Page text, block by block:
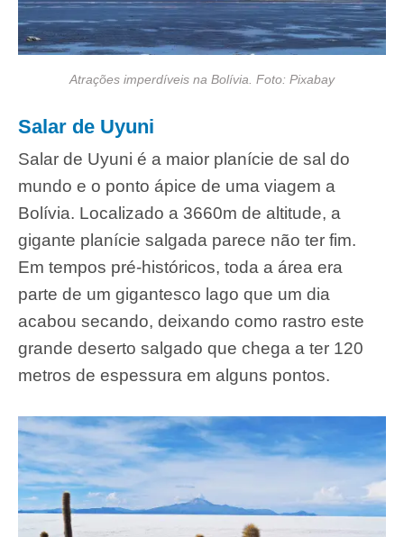
Atrações imperdíveis na Bolívia. Foto: Pixabay
Salar de Uyuni
Salar de Uyuni é a maior planície de sal do
mundo e o ponto ápice de uma viagem a
Bolívia. Localizado a 3660m de altitude, a
gigante planície salgada parece não ter fim.
Em tempos pré-históricos, toda a área era
parte de um gigantesco lago que um dia
acabou secando, deixando como rastro este
grande deserto salgado que chega a ter 120
metros de espessura em alguns pontos.